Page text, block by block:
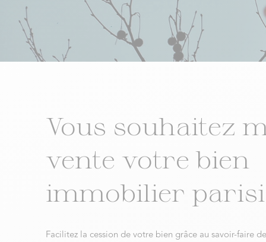
Vous souhaitez
vente votre bien
immobilier
Facilitez la cession de votre bien grâce au savoir-faire